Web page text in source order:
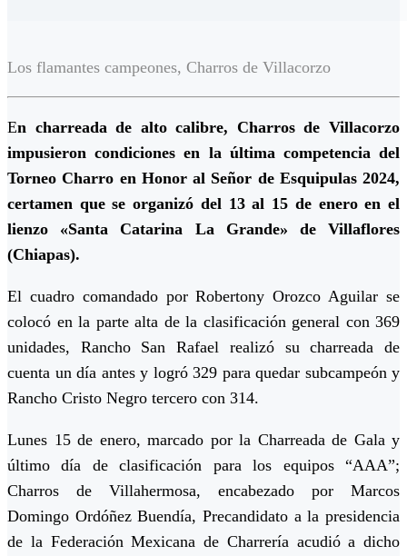
Los flamantes campeones, Charros de Villacorzo
En charreada de alto calibre, Charros de Villacorzo
impusieron condiciones en la última competencia del
Torneo Charro en Honor al Señor de Esquipulas 2024,
certamen que se organizó del 13 al 15 de enero en el
lienzo «Santa Catarina La Grande» de Villaflores
(Chiapas).
El cuadro comandado por Robertony Orozco Aguilar se
colocó en la parte alta de la clasificación general con 369
unidades, Rancho San Rafael realizó su charreada de
cuenta un día antes y logró 329 para quedar subcampeón y
Rancho Cristo Negro tercero con 314.
Lunes 15 de enero, marcado por la Charreada de Gala y
último día de clasificación para los equipos “AAA”;
Charros de Villahermosa, encabezado por Marcos
Domingo Ordóñez Buendía, Precandidato a la presidencia
de la Federación Mexicana de Charrería acudió a dicho